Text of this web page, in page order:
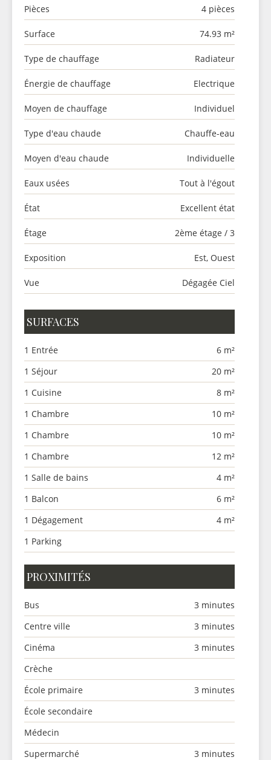
Pièces 4 pièces
Surface 74.93 m²
Type de chauffage Radiateur
Énergie de chauffage Electrique
Moyen de chauffage Individuel
Type d'eau chaude Chauffe-eau
Moyen d'eau chaude Individuelle
Eaux usées Tout à l'égout
État Excellent état
Étage 2ème étage / 3
Exposition Est, Ouest
Vue Dégagée Ciel
SURFACES
1 Entrée
6 m²
1 Séjour
20 m²
1 Cuisine
8 m²
1 Chambre
10 m²
1 Chambre
10 m²
1 Chambre
12 m²
1 Salle de bains
4 m²
1 Balcon
6 m²
1 Dégagement
4 m²
1 Parking
PROXIMITÉS
Bus
3 minutes
Centre ville
3 minutes
Cinéma
3 minutes
Crèche
École primaire
3 minutes
École secondaire
Médecin
Supermarché
3 minutes